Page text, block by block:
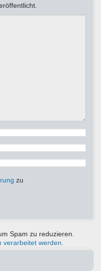
zu
Spam zu reduzieren.
werden.